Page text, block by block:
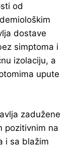
od
dostave
simptoma i
izolaciju, a
upute
zadužene
pozitivnim na
i sa blažim